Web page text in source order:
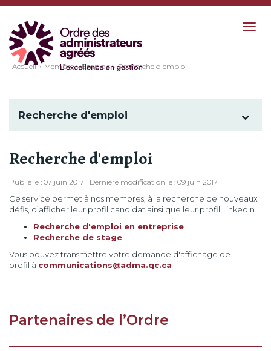
Accueil Membre Emplois Recherche d'emploi
Recherche d'emploi
Recherche d'emploi
Publié le : 07 juin 2017 | Dernière modification le : 09 juin 2017
Ce service permet à nos membres, à la recherche de nouveaux
défis, d’afficher leur profil candidat ainsi que leur profil LinkedIn.
Recherche d'emploi en entreprise
Recherche de stage
Vous pouvez transmettre votre demande d'affichage de
profil à communications@adma.qc.ca
Partenaires de l’Ordre